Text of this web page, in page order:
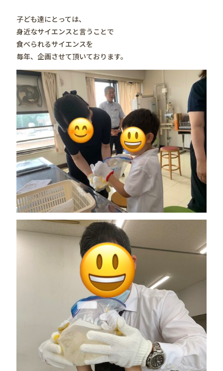
子ども達にとっては、
身近なサイエンスと言うことで
食べられるサイエンスを
毎年、企画させて頂いております。